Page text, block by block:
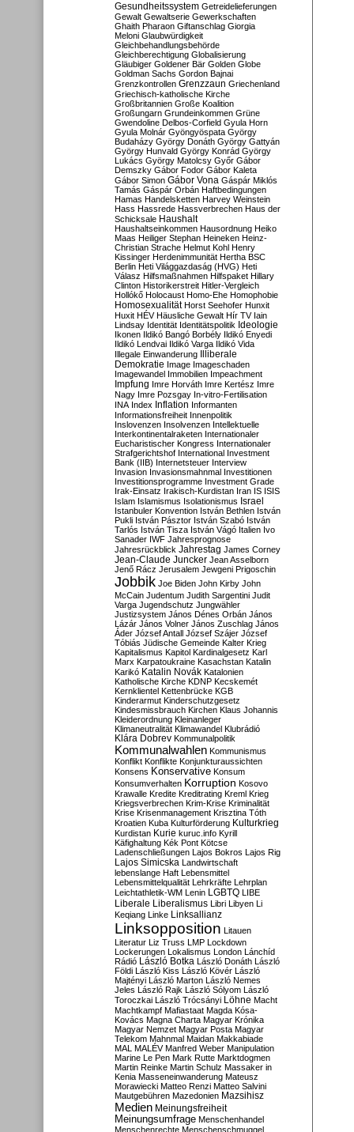
Gesundheitssystem Getreidelieferungen
Gewalt Gewaltserie Gewerkschaften
Ghaith Pharaon Giftanschlag Giorgia
Meloni Glaubwürdigkeit
Gleichbehandlungsbehörde
Gleichberechtigung Globalisierung
Gläubiger Goldener Bär Golden Globe
Goldman Sachs Gordon Bajnai
Grenzkontrollen Grenzzaun Griechenland
Griechisch-katholische Kirche
Großbritannien Große Koalition
Großungarn Grundeinkommen Grüne
Gwendoline Delbos-Corfield Gyula Horn
Gyula Molnár Gyöngyöspata György
Budaházy György Donáth György Gattyán
György Hunvald György Konrád György
Lukács György Matolcsy Győr Gábor
Demszky Gábor Fodor Gábor Kaleta
Gábor Simon Gábor Vona Gáspár Miklós
Tamás Gáspár Orbán Haftbedingungen
Hamas Handelsketten Harvey Weinstein
Hass Hassrede Hassverbrechen Haus der
Schicksale Haushalt
Haushaltseinkommen Hausordnung Heiko
Maas Heiliger Stephan Heineken Heinz-
Christian Strache Helmut Kohl Henry
Kissinger Herdenimmunität Hertha BSC
Berlin Heti Világgazdaság (HVG) Heti
Válasz Hilfsmaßnahmen Hilfspaket Hillary
Clinton Historikerstreit Hitler-Vergleich
Hollókő Holocaust Homo-Ehe Homophobie
Homosexualität Horst Seehofer Hunxit
Huxit HÉV Häusliche Gewalt Hír TV Iain
Lindsay Identität Identitätspolitik Ideologie
Ikonen Ildikó Bangó Borbély Ildikó Enyedi
Ildikó Lendvai Ildikó Varga Ildikó Vida
Illegale Einwanderung Illiberale
Demokratie Image Imageschaden
Imagewandel Immobilien Impeachment
Impfung Imre Horváth Imre Kertész Imre
Nagy Imre Pozsgay In-vitro-Fertilisation
INA Index Inflation Informanten
Informationsfreiheit Innenpolitik
Inslovenzen Insolvenzen Intellektuelle
Interkontinentalraketen Internationaler
Eucharistischer Kongress Internationaler
Strafgerichtshof International Investment
Bank (IIB) Internetsteuer Interview
Invasion Invasionsmahnmal Investitionen
Investitionsprogramme Investment Grade
Irak-Einsatz Irakisch-Kurdistan Iran IS ISIS
Islam Islamismus Isolationismus Israel
Istanbuler Konvention István Bethlen István
Pukli István Pásztor István Szabó István
Tarlós István Tisza István Vágó Italien Ivo
Sanader IWF Jahresprognose
Jahresrückblick Jahrestag James Corney
Jean-Claude Juncker Jean Asselborn
Jenő Rácz Jerusalem Jewgeni Prigoschin
Jobbik Joe Biden John Kirby John
McCain Judentum Judith Sargentini Judit
Varga Jugendschutz Jungwähler
Justizsystem János Dénes Orbán János
Lázár János Volner János Zuschlag János
Áder József Antall József Szájer József
Tóbiás Jüdische Gemeinde Kalter Krieg
Kapitalismus Kapitol Kardinalgesetz Karl
Marx Karpatoukraine Kasachstan Katalin
Karikó Katalin Novák Katalonien
Katholische Kirche KDNP Kecskemét
Kernklientel Kettenbrücke KGB
Kinderarmut Kinderschutzgesetz
Kindesmissbrauch Kirchen Klaus Johannis
Kleiderordnung Kleinanleger
Klimaneutralität Klimawandel Klubrádió
Klára Dobrev Kommunalpolitik
Kommunalwahlen Kommunismus
Konflikt Konflikte Konjunkturaussichten
Konsens Konservative Konsum
Konsumverhalten Korruption Kosovo
Krawalle Kredite Kreditrating Kreml Krieg
Kriegsverbrechen Krim-Krise Kriminalität
Krise Krisenmanagement Krisztina Tóth
Kroatien Kuba Kulturförderung Kulturkrieg
Kurdistan Kurie kuruc.info Kyrill
Käfighaltung Kék Pont Kötcse
Ladenschließungen Lajos Bokros Lajos Rig
Lajos Simicska Landwirtschaft
lebenslange Haft Lebensmittel
Lebensmittelqualität Lehrkräfte Lehrplan
Leichtathletik-WM Lenin LGBTQ LIBE
Liberale Liberalismus Libri Libyen Li
Keqiang Linke Linksallianz
Linksopposition Litauen
Literatur Liz Truss LMP Lockdown
Lockerungen Lokalismus London Lánchíd
Rádió
László Botka László Donáth László
Földi László Kiss László Kövér László
Majtényi László Marton László Nemes
Jeles László Rajk László Sólyom László
Toroczkai László Trócsányi Löhne Macht
Machtkampf Mafiastaat Magda Kósa-
Kovács Magna Charta Magyar Krónika
Magyar Nemzet Magyar Posta Magyar
Telekom Mahnmal Maidan Makkabiade
MAL MALÉV Manfred Weber Manipulation
Marine Le Pen Mark Rutte Marktdogmen
Martin Reinke Martin Schulz Massaker in
Kenia Masseneinwanderung Mateusz
Morawiecki Matteo Renzi Matteo Salvini
Mautgebühren Mazedonien Mazsihisz
Medien Meinungsfreiheit
Meinungsumfrage Menschenhandel
Menschenrechte Menschenschmuggel